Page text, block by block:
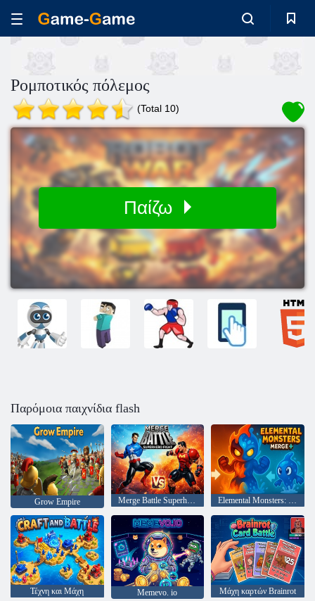
Ρομποτικός πόλεμος
(Total 10)
Παίζω
Παρόμοια παιχνίδια flash
Grow Empire Merge Battle Superhero Fight Elemental Monsters: Merge
Τέχνη και Μάχη Memevo. io Μάχη καρτών Brainrot